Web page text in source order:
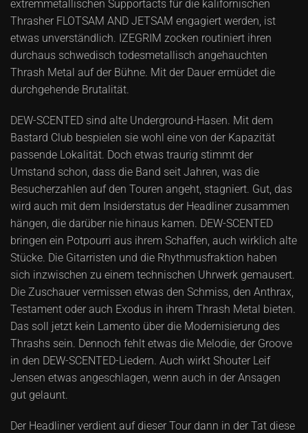
extremmetallischen Supportacts für die kalifornischen
Thrasher FLOTSAM AND JETSAM engagiert werden, ist
etwas unverständlich. IZEGRIM zocken routiniert ihren
durchaus schwedisch todesmetallisch angehauchten
Thrash Metal auf der Bühne. Mit der Dauer ermüdet die
durchgehende Brutalität.
DEW-SCENTED sind alte Underground-Hasen. Mit dem
Bastard Club bespielen sie wohl eine von der Kapazität
passende Lokalität. Doch etwas traurig stimmt der
Umstand schon, dass die Band seit Jahren, was die
Besucherzahlen auf den Touren angeht, stagniert. Gut, das
wird auch mit dem Insiderstatus der Headliner zusammen
hängen, die darüber nie hinaus kamen. DEW-SCENTED
bringen ein Potpourri aus ihrem Schaffen, auch wirklich alte
Stücke. Die Gitarristen und die Rhythmusfraktion haben
sich inzwischen zu einem technischen Uhrwerk gemausert.
Die Zuschauer vermissen etwas den Schmiss, den Anthrax,
Testament oder auch Exodus in ihrem Thrash Metal bieten.
Das soll jetzt kein Lamento über die Modernisierung des
Thrashs sein. Dennoch fehlt etwas die Melodie, der Groove
in den DEW-SCENTED-Liedern. Auch wirkt Shouter Leif
Jensen etwas angeschlagen, wenn auch in der Ansagen
gut gelaunt.
Der Headliner verdient auf dieser Tour dann in der Tat diese